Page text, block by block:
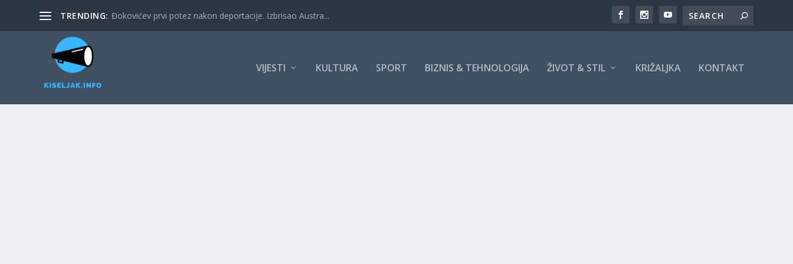
TRENDING: Đokovićev prvi potez nakon deportacije. Izbrisao Austra...
VIJESTI KULTURA SPORT BIZNIS & TEHNOLOGIJA ŽIVOT & STIL KRIŽALJKA KONTAKT